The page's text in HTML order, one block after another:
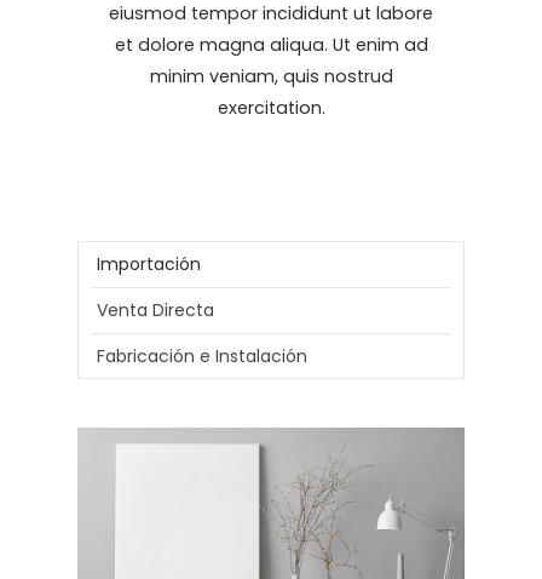
eiusmod tempor incididunt ut labore
et dolore magna aliqua. Ut enim ad
minim veniam, quis nostrud
exercitation.
Importación
Venta Directa
Fabricación e Instalación